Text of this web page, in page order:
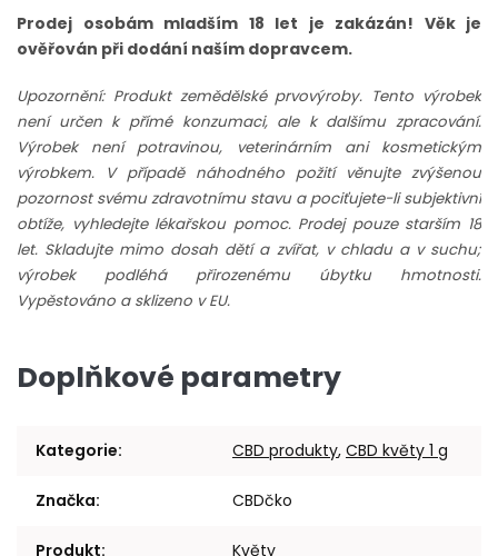
Prodej osobám mladším 18 let je zakázán! Věk je
ověřován při dodání naším dopravcem.
Upozornění: Produkt zemědělské prvovýroby. Tento výrobek
není určen k přímé konzumaci, ale k dalšímu zpracování.
Výrobek není potravinou, veterinárním ani kosmetickým
výrobkem. V případě náhodného požití věnujte zvýšenou
pozornost svému zdravotnímu stavu a pociťujete-li subjektivní
obtíže, vyhledejte lékařskou pomoc. Prodej pouze starším 18
let. Skladujte mimo dosah dětí a zvířat, v chladu a v suchu;
výrobek podléhá přirozenému úbytku hmotnosti.
Vypěstováno a sklizeno v EU.
Doplňkové parametry
Kategorie: CBD produkty, CBD květy 1 g
Značka: CBDčko
Produkt: Květy